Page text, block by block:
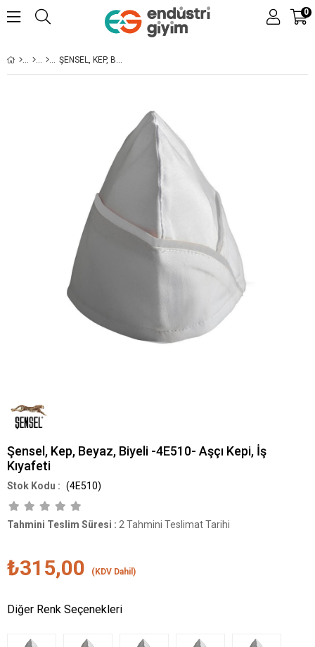
0
ŞENSEL, KEP, BEYAZ, BIYELI -4E510- AŞÇI KEPI, İŞ KIYAFETI
Şensel, Kep, Beyaz, Biyeli -4E510- Aşçı Kepi, İş
Kıyafeti
(4E510)
Tahmini Teslim Süresi : 2 Tahmini Teslimat Tarihi
₺315,00 (KDV Dahil)
Diğer Renk Seçenekleri